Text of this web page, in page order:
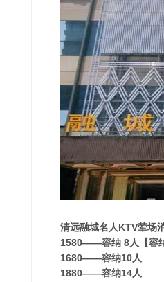
清远融城名人KTV荤场
1580——容纳 8人【容
1680——容纳10人
1880——容纳14人